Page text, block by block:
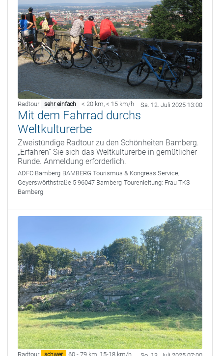
Radtour sehr einfach < 20 km, < 15 km/h Sa. 12. Juli 2025 13:00
Mit dem Fahrrad durchs
Weltkulturerbe
Zweistündige Radtour zu den Schönheiten Bamberg.
„Erfahren“ Sie sich das Weltkulturerbe in gemütlicher
Runde. Anmeldung erforderlich.
ADFC Bamberg BAMBERG Tourismus & Kongress Service,
Geyerswörthstraße 5 96047 Bamberg Tourenleitung: Frau TKS
Bamberg
Radtour schwer 60 - 79 km, 15-18 km/h